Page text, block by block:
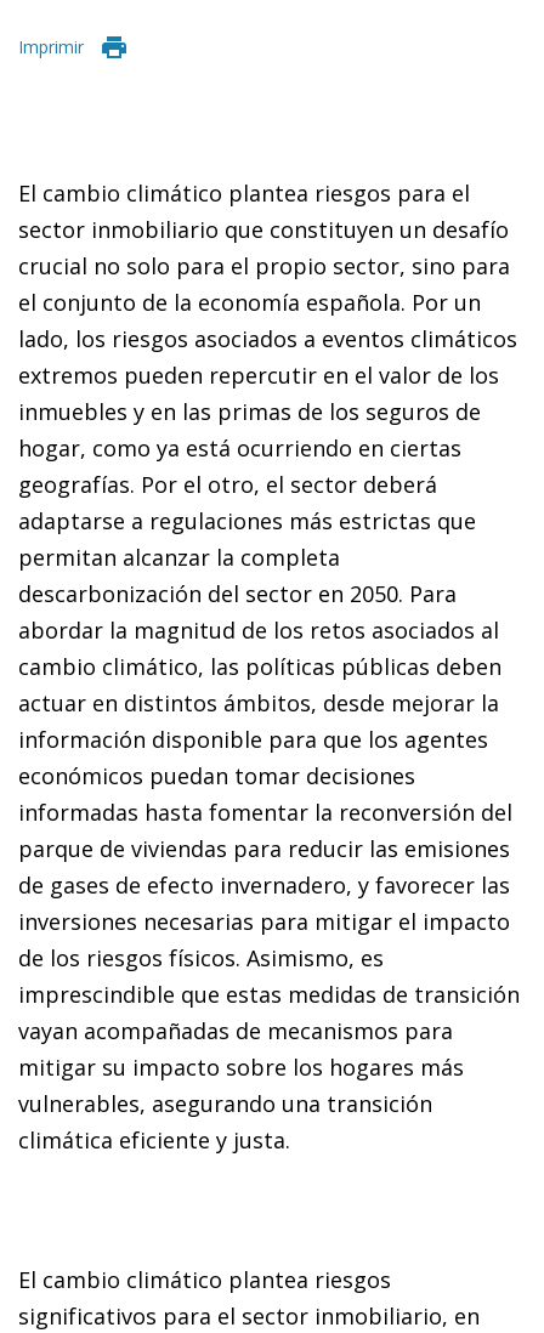
Imprimir
El cambio climático plantea riesgos para el
sector inmobiliario que constituyen un desafío
crucial no solo para el propio sector, sino para
el conjunto de la economía española. Por un
lado, los riesgos asociados a eventos climáticos
extremos pueden repercutir en el valor de los
inmuebles y en las primas de los seguros de
hogar, como ya está ocurriendo en ciertas
geografías. Por el otro, el sector deberá
adaptarse a regulaciones más estrictas que
permitan alcanzar la completa
descarbonización del sector en 2050. Para
abordar la magnitud de los retos asociados al
cambio climático, las políticas públicas deben
actuar en distintos ámbitos, desde mejorar la
información disponible para que los agentes
económicos puedan tomar decisiones
informadas hasta fomentar la reconversión del
parque de viviendas para reducir las emisiones
de gases de efecto invernadero, y favorecer las
inversiones necesarias para mitigar el impacto
de los riesgos físicos. Asimismo, es
imprescindible que estas medidas de transición
vayan acompañadas de mecanismos para
mitigar su impacto sobre los hogares más
vulnerables, asegurando una transición
climática eficiente y justa.
El cambio climático plantea riesgos
significativos para el sector inmobiliario, en